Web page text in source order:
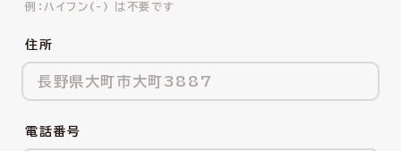
ハイフン(-) は不要です
住所
電話番号